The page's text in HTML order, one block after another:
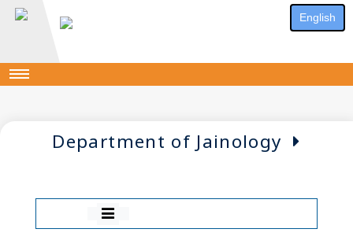
English
Department of Jainology